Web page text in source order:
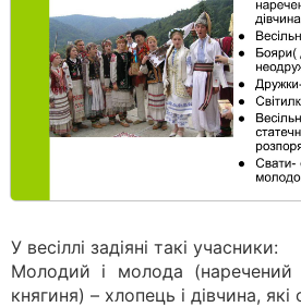
У весіллі задіяні такі учасники:
Молодий і молода (наречений
княгиня) – хлопець і дівчина,